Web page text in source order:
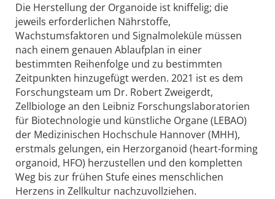
Die Herstellung der Organoide ist kniffelig; die
jeweils erforderlichen Nährstoffe,
Wachstumsfaktoren und Signalmoleküle müssen
nach einem genauen Ablaufplan in einer
bestimmten Reihenfolge und zu bestimmten
Zeitpunkten hinzugefügt werden. 2021 ist es dem
Forschungsteam um Dr. Robert Zweigerdt,
Zellbiologe an den Leibniz Forschungslaboratorien
für Biotechnologie und künstliche Organe (LEBAO)
der Medizinischen Hochschule Hannover (MHH),
erstmals gelungen, ein Herzorganoid (heart-forming
organoid, HFO) herzustellen und den kompletten
Weg bis zur frühen Stufe eines menschlichen
Herzens in Zellkultur nachzuvollziehen.